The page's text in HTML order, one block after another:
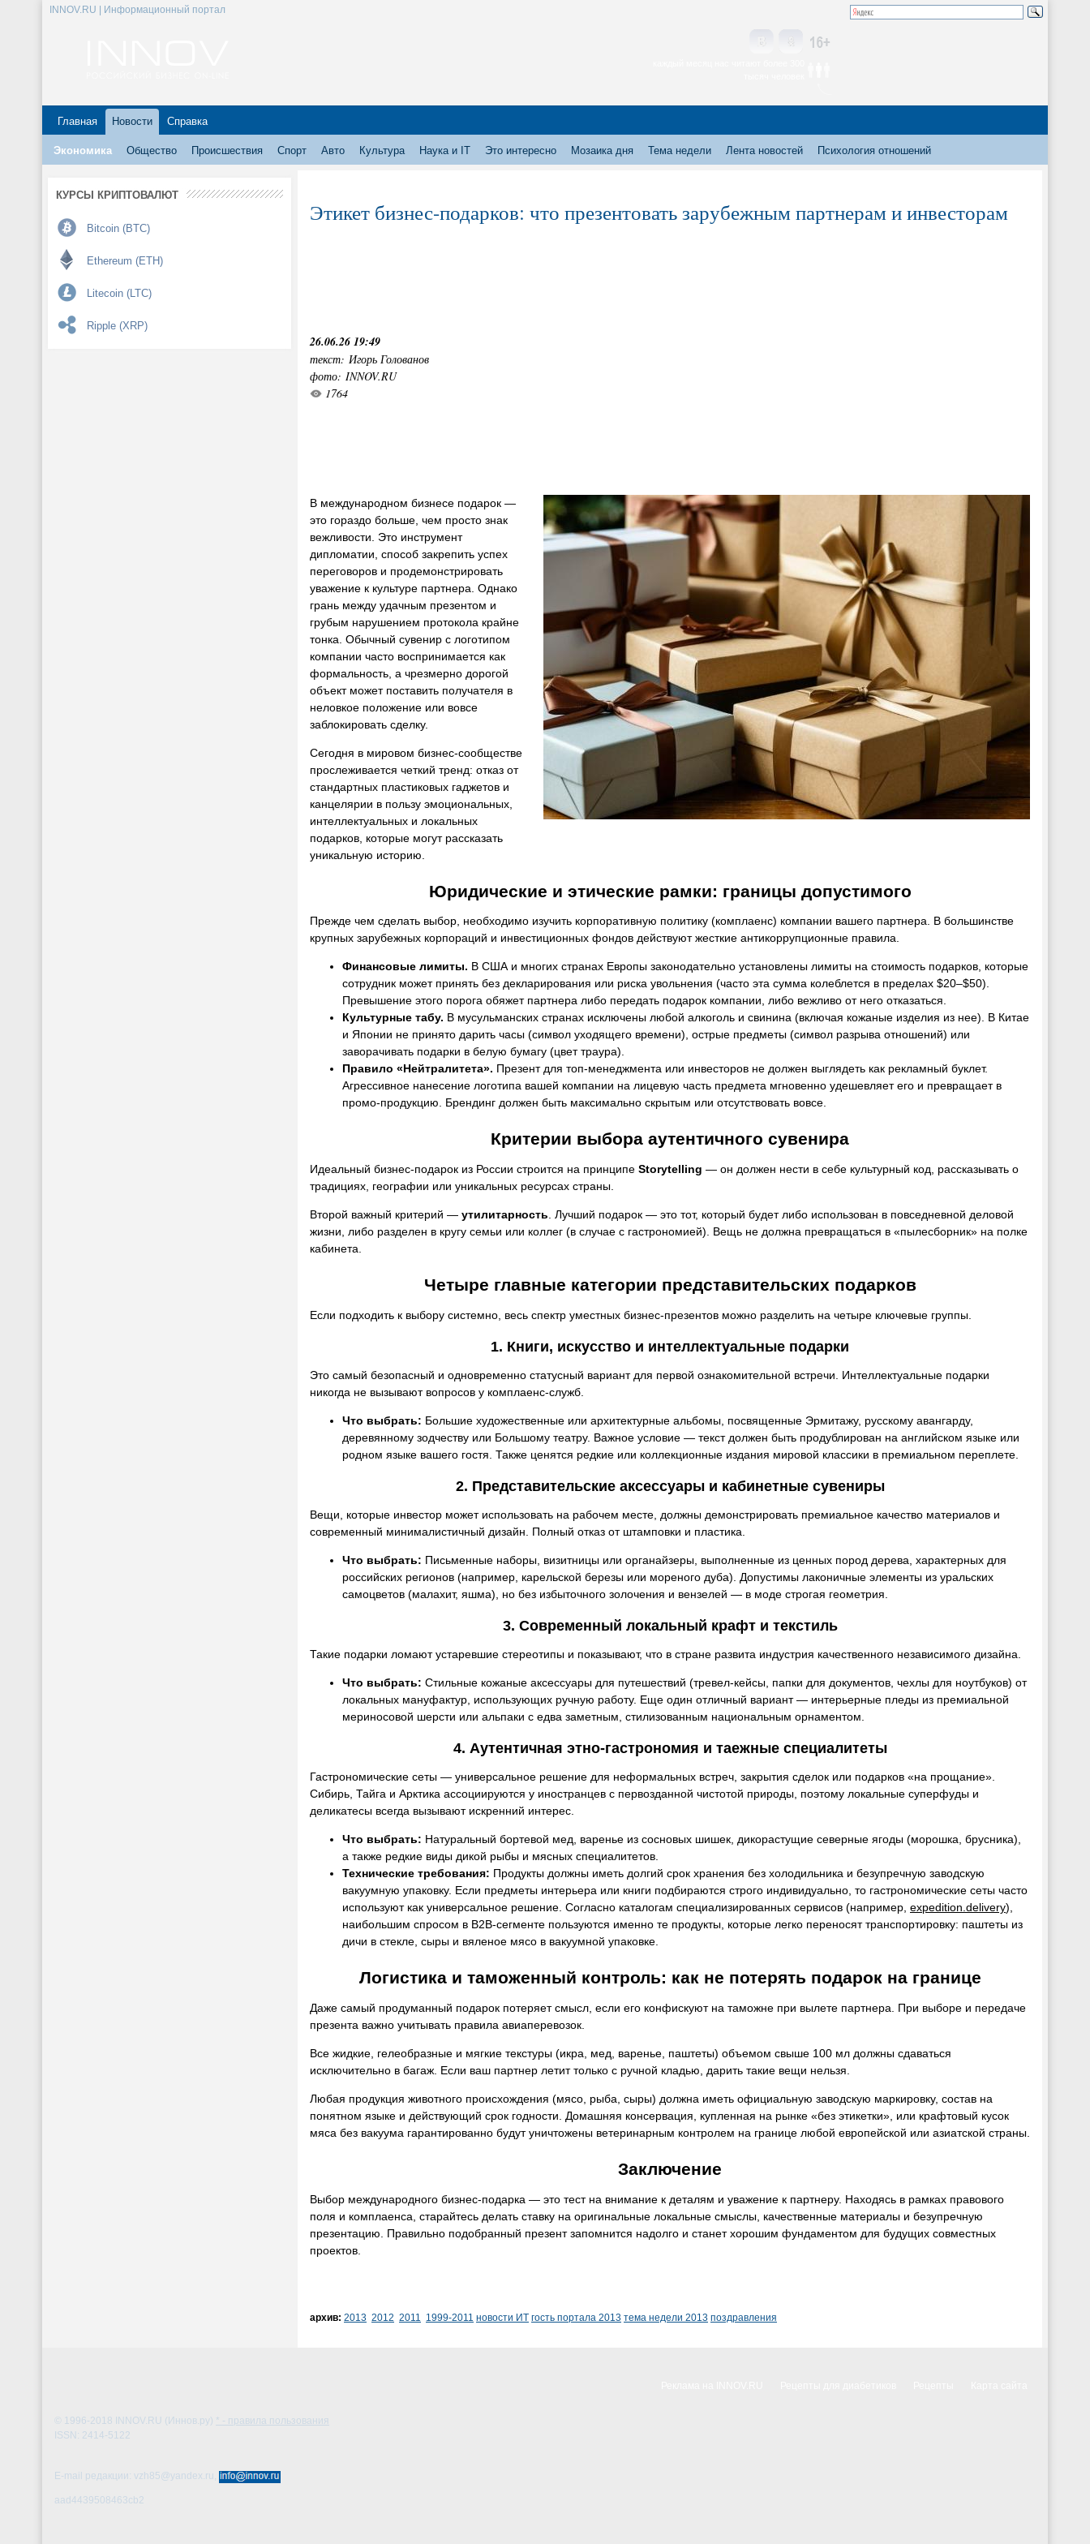
INNOV.RU | Информационный портал
Главная Новости Справка
Экономика Общество Происшествия Спорт Авто Культура Наука и IT Это интересно Мозаика дня Тема недели Лента новостей Психология отношений
КУРСЫ КРИПТОВАЛЮТ
Bitcoin (BTC)
Ethereum (ETH)
Litecoin (LTC)
Ripple (XRP)
Этикет бизнес-подарков: что презентовать зарубежным партнерам и инвесторам
26.06.26 19:49
текст: Игорь Голованов
фото: INNOV.RU
1764
В международном бизнесе подарок —
это гораздо больше, чем просто знак
вежливости. Это инструмент
дипломатии, способ закрепить успех
переговоров и продемонстрировать
уважение к культуре партнера. Однако
грань между удачным презентом и
грубым нарушением протокола крайне
тонка. Обычный сувенир с логотипом
компании часто воспринимается как
формальность, а чрезмерно дорогой
объект может поставить получателя в
неловкое положение или вовсе
заблокировать сделку.
Сегодня в мировом бизнес-сообществе
прослеживается четкий тренд: отказ от
стандартных пластиковых гаджетов и
канцелярии в пользу эмоциональных,
интеллектуальных и локальных
подарков, которые могут рассказать
уникальную историю.
Юридические и этические рамки: границы допустимого
Прежде чем сделать выбор, необходимо изучить корпоративную политику (комплаенс) компании вашего партнера. В большинстве
крупных зарубежных корпораций и инвестиционных фондов действуют жесткие антикоррупционные правила.
Финансовые лимиты. В США и многих странах Европы законодательно установлены лимиты на стоимость подарков, которые
сотрудник может принять без декларирования или риска увольнения (часто эта сумма колеблется в пределах $20–$50).
Превышение этого порога обяжет партнера либо передать подарок компании, либо вежливо от него отказаться.
Культурные табу. В мусульманских странах исключены любой алкоголь и свинина (включая кожаные изделия из нее). В Китае
и Японии не принято дарить часы (символ уходящего времени), острые предметы (символ разрыва отношений) или
заворачивать подарки в белую бумагу (цвет траура).
Правило «Нейтралитета». Презент для топ-менеджмента или инвесторов не должен выглядеть как рекламный буклет.
Агрессивное нанесение логотипа вашей компании на лицевую часть предмета мгновенно удешевляет его и превращает в
промо-продукцию. Брендинг должен быть максимально скрытым или отсутствовать вовсе.
Критерии выбора аутентичного сувенира
Идеальный бизнес-подарок из России строится на принципе Storytelling — он должен нести в себе культурный код, рассказывать о
традициях, географии или уникальных ресурсах страны.
Второй важный критерий — утилитарность . Лучший подарок — это тот, который будет либо использован в повседневной деловой
жизни, либо разделен в кругу семьи или коллег (в случае с гастрономией). Вещь не должна превращаться в «пылесборник» на полке
кабинета.
Четыре главные категории представительских подарков
Если подходить к выбору системно, весь спектр уместных бизнес-презентов можно разделить на четыре ключевые группы.
1. Книги, искусство и интеллектуальные подарки
Это самый безопасный и одновременно статусный вариант для первой ознакомительной встречи. Интеллектуальные подарки
никогда не вызывают вопросов у комплаенс-служб.
Что выбрать: Большие художественные или архитектурные альбомы, посвященные Эрмитажу, русскому авангарду,
деревянному зодчеству или Большому театру. Важное условие — текст должен быть продублирован на английском языке или
родном языке вашего гостя. Также ценятся редкие или коллекционные издания мировой классики в премиальном переплете.
2. Представительские аксессуары и кабинетные сувениры
Вещи, которые инвестор может использовать на рабочем месте, должны демонстрировать премиальное качество материалов и
современный минималистичный дизайн. Полный отказ от штамповки и пластика.
Что выбрать: Письменные наборы, визитницы или органайзеры, выполненные из ценных пород дерева, характерных для
российских регионов (например, карельской березы или мореного дуба). Допустимы лаконичные элементы из уральских
самоцветов (малахит, яшма), но без избыточного золочения и вензелей — в моде строгая геометрия.
3. Современный локальный крафт и текстиль
Такие подарки ломают устаревшие стереотипы и показывают, что в стране развита индустрия качественного независимого дизайна.
Что выбрать: Стильные кожаные аксессуары для путешествий (тревел-кейсы, папки для документов, чехлы для ноутбуков) от
локальных мануфактур, использующих ручную работу. Еще один отличный вариант — интерьерные пледы из премиальной
мериносовой шерсти или альпаки с едва заметным, стилизованным национальным орнаментом.
4. Аутентичная этно-гастрономия и таежные специалитеты
Гастрономические сеты — универсальное решение для неформальных встреч, закрытия сделок или подарков «на прощание».
Сибирь, Тайга и Арктика ассоциируются у иностранцев с первозданной чистотой природы, поэтому локальные суперфуды и
деликатесы всегда вызывают искренний интерес.
Что выбрать: Натуральный бортевой мед, варенье из сосновых шишек, дикорастущие северные ягоды (морошка, брусника),
а также редкие виды дикой рыбы и мясных специалитетов.
Технические требования: Продукты должны иметь долгий срок хранения без холодильника и безупречную заводскую
вакуумную упаковку. Если предметы интерьера или книги подбираются строго индивидуально, то гастрономические сеты часто
используют как универсальное решение. Согласно каталогам специализированных сервисов (например, expedition.delivery),
наибольшим спросом в B2B-сегменте пользуются именно те продукты, которые легко переносят транспортировку: паштеты из
дичи в стекле, сыры и вяленое мясо в вакуумной упаковке.
Логистика и таможенный контроль: как не потерять подарок на границе
Даже самый продуманный подарок потеряет смысл, если его конфискуют на таможне при вылете партнера. При выборе и передаче
презента важно учитывать правила авиаперевозок.
Все жидкие, гелеобразные и мягкие текстуры (икра, мед, варенье, паштеты) объемом свыше 100 мл должны сдаваться
исключительно в багаж. Если ваш партнер летит только с ручной кладью, дарить такие вещи нельзя.
Любая продукция животного происхождения (мясо, рыба, сыры) должна иметь официальную заводскую маркировку, состав на
понятном языке и действующий срок годности. Домашняя консервация, купленная на рынке «без этикетки», или крафтовый кусок
мяса без вакуума гарантированно будут уничтожены ветеринарным контролем на границе любой европейской или азиатской страны.
Заключение
Выбор международного бизнес-подарка — это тест на внимание к деталям и уважение к партнеру. Находясь в рамках правового
поля и комплаенса, старайтесь делать ставку на оригинальные локальные смыслы, качественные материалы и безупречную
презентацию. Правильно подобранный презент запомнится надолго и станет хорошим фундаментом для будущих совместных
проектов.
архив: 2013 2012 2011 1999-2011 новости ИТ гость портала 2013 тема недели 2013 поздравления
© 1996-2018 INNOV.RU (Иннов.ру) * - правила пользования
ISSN: 2414-5122
E-mail редакции: vzh85@yandex.ru,
aad4439508463cb2